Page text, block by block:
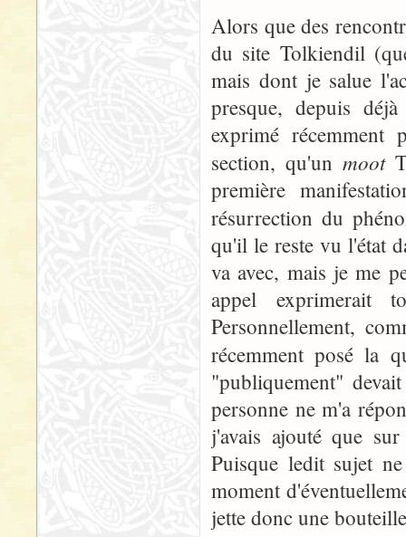
Alors que des
du site Tolkiendil
mais dont je salue
presque, depuis
exprimé
section, qu'un moot
première
résurrection du
qu'il le reste vu l'état
va avec, mais je me
appel exprimerait
Personnellement,
récemment posé la
"publiquement"
personne ne m'a
j'avais ajouté que
Puisque ledit sujet
moment
jette donc une